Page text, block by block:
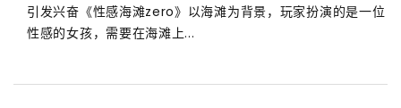
引发兴奋《性感海滩zero》以海滩为背景，玩家扮演的是一位
性感的女孩，需要在海滩上...